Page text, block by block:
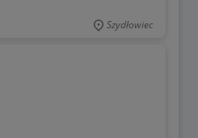
Szydłowiec